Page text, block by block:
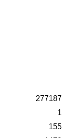
277187
1
155